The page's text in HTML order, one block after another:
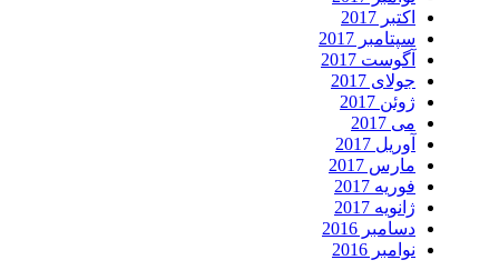
اکتبر 2017
سپتامبر 2017
آگوست 2017
جولای 2017
ژوئن 2017
می 2017
آوریل 2017
مارس 2017
فوریه 2017
ژانویه 2017
دسامبر 2016
نوامبر 2016